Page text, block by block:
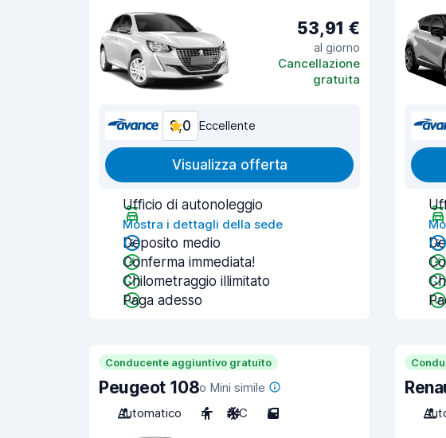
53,91 €
al giorno
Cancellazione
gratuita
9,0 Eccellente
Visualizza offerta
Ufficio di autonoleggio
Mostra i dettagli della sede
Deposito medio
Conferma immediata!
Chilometraggio illimitato
Paga adesso
Conducente aggiuntivo gratuito
Peugeot 108o Mini simile
Automatico
4 A/C 5